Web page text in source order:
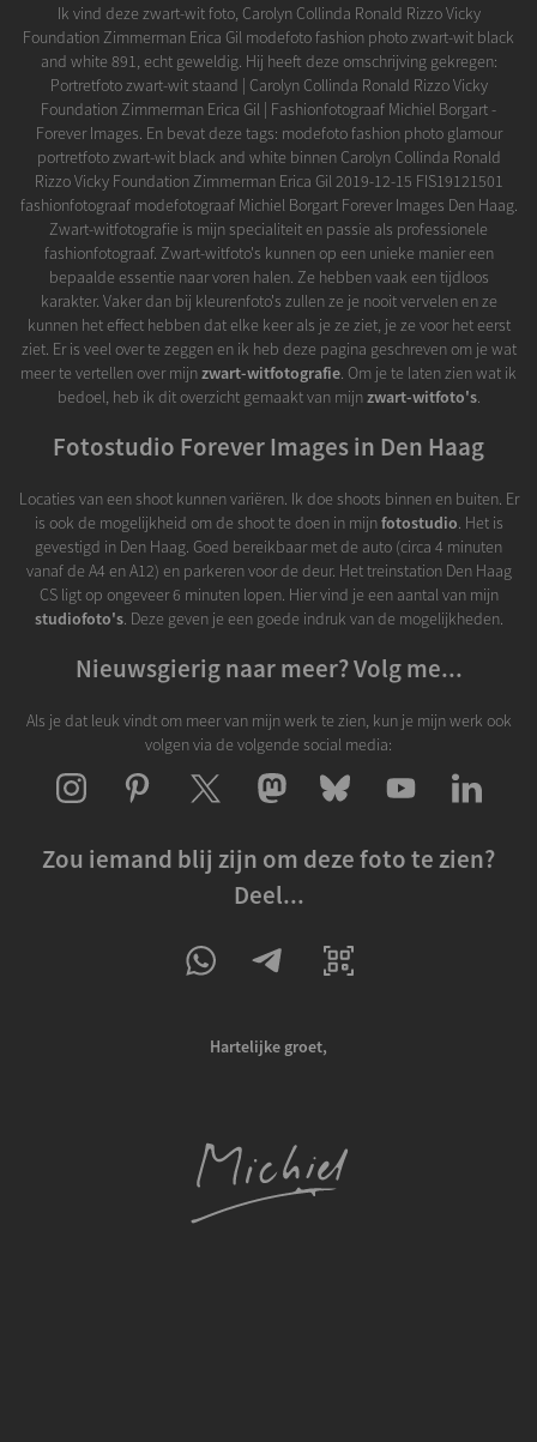
Ik vind deze zwart-wit foto, Carolyn Collinda Ronald Rizzo Vicky
Foundation Zimmerman Erica Gil modefoto fashion photo zwart-wit black
and white 891, echt geweldig. Hij heeft deze omschrijving gekregen:
Portretfoto zwart-wit staand | Carolyn Collinda Ronald Rizzo Vicky
Foundation Zimmerman Erica Gil | Fashionfotograaf Michiel Borgart -
Forever Images. En bevat deze tags: modefoto fashion photo glamour
portretfoto zwart-wit black and white binnen Carolyn Collinda Ronald
Rizzo Vicky Foundation Zimmerman Erica Gil 2019-12-15 FIS19121501
fashionfotograaf modefotograaf Michiel Borgart Forever Images Den Haag.
Zwart-witfotografie is mijn specialiteit en passie als professionele
fashionfotograaf. Zwart-witfoto's kunnen op een unieke manier een
bepaalde essentie naar voren halen. Ze hebben vaak een tijdloos
karakter. Vaker dan bij kleurenfoto's zullen ze je nooit vervelen en ze
kunnen het effect hebben dat elke keer als je ze ziet, je ze voor het eerst
ziet. Er is veel over te zeggen en ik heb deze pagina geschreven om je wat
meer te vertellen over mijnzwart-witfotografie. Om je te laten zien wat ik
bedoel, heb ik dit overzicht gemaakt van mijnzwart-witfoto's.
Fotostudio Forever Images in Den Haag
Locaties van een shoot kunnen variëren. Ik doe shoots binnen en buiten. Er
is ook de mogelijkheid om de shoot te doen in mijnfotostudio. Het is
gevestigd in Den Haag. Goed bereikbaar met de auto (circa 4 minuten
vanaf de A4 en A12) en parkeren voor de deur. Het treinstation Den Haag
CS ligt op ongeveer 6 minuten lopen. Hier vind je een aantal van mijn
studiofoto's. Deze geven je een goede indruk van de mogelijkheden.
Nieuwsgierig naar meer? Volg me...
Als je dat leuk vindt om meer van mijn werk te zien, kun je mijn werk ook
volgen via de volgende social media:
Zou iemand blij zijn om deze foto te zien?
Deel...
Hartelijke groet,